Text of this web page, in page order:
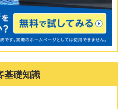
基礎知識